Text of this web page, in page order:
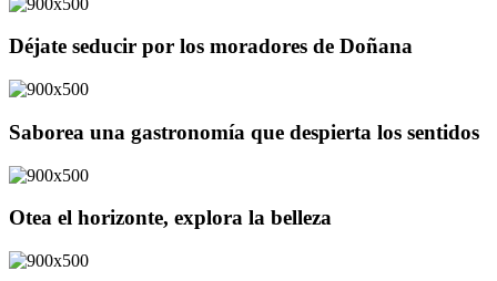
Déjate seducir por los moradores de Doñana
Saborea una gastronomía que despierta los sentidos
Otea el horizonte, explora la belleza